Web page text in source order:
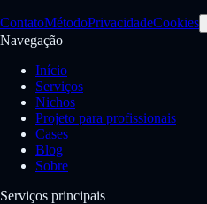
ContatoMétodoPrivacidadeCookies
Navegação
Início
Serviços
Nichos
Projeto para profissionais
Cases
Blog
Sobre
Serviços principais